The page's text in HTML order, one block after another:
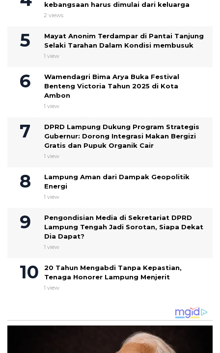
kebangsaan harus dimulai dari keluarga
2 views
Mayat Anonim Terdampar di Pantai Tanjung
Selaki Tarahan Dalam Kondisi membusuk
1 view
Wamendagri Bima Arya Buka Festival
Benteng Victoria Tahun 2025 di Kota
Ambon
1 view
DPRD Lampung Dukung Program Strategis
Gubernur: Dorong Integrasi Makan Bergizi
Gratis dan Pupuk Organik Cair
1 view
Lampung Aman dari Dampak Geopolitik
Energi
1 view
Pengondisian Media di Sekretariat DPRD
Lampung Tengah Jadi Sorotan, Siapa Dekat
Dia Dapat?
1 view
20 Tahun Mengabdi Tanpa Kepastian,
Tenaga Honorer Lampung Menjerit
1 view